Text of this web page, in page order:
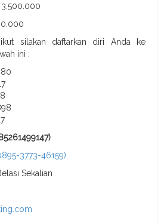
silakan daftarkan diri Anda ke
ini :
3773-46159)
Sekalian